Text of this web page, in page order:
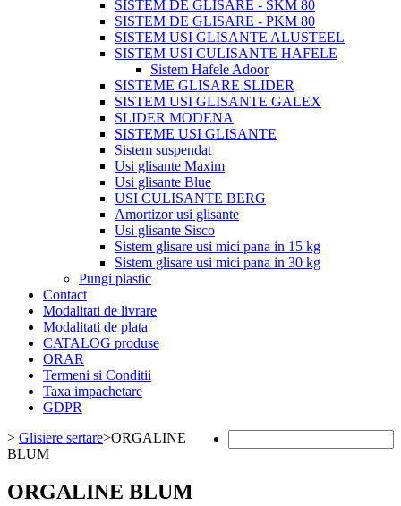
SISTEM DE GLISARE - SKM 80
SISTEM DE GLISARE - PKM 80
SISTEM USI GLISANTE ALUSTEEL
SISTEM USI CULISANTE HAFELE
Sistem Hafele Adoor
SISTEME GLISARE SLIDER
SISTEM USI GLISANTE GALEX
SLIDER MODENA
SISTEME USI GLISANTE
Sistem suspendat
Usi glisante Maxim
Usi glisante Blue
USI CULISANTE BERG
Amortizor usi glisante
Usi glisante Sisco
Sistem glisare usi mici pana in 15 kg
Sistem glisare usi mici pana in 30 kg
Pungi plastic
Contact
Modalitati de livrare
Modalitati de plata
CATALOG produse
ORAR
Termeni si Conditii
Taxa impachetare
GDPR
> Glisiere sertare>ORGALINE
BLUM
ORGALINE BLUM